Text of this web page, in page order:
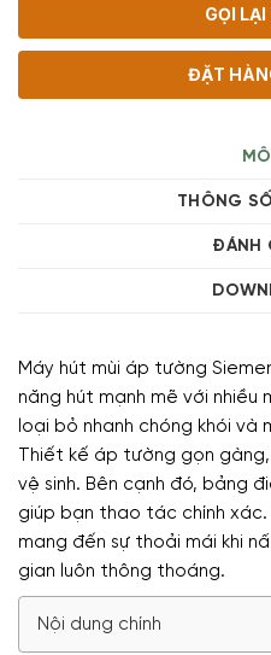
GỌI
ĐẶT
THÔNG
ĐÁNH
Máy hút mùi áp tường
năng hút mạnh mẽ với nhiều
loại bỏ nhanh chóng khói
Thiết kế áp tường gọn
vệ sinh. Bên cạnh đó, bảng
giúp bạn thao tác chính
mang đến sự thoải mái khi
gian luôn thông thoáng.
Nội dung chính